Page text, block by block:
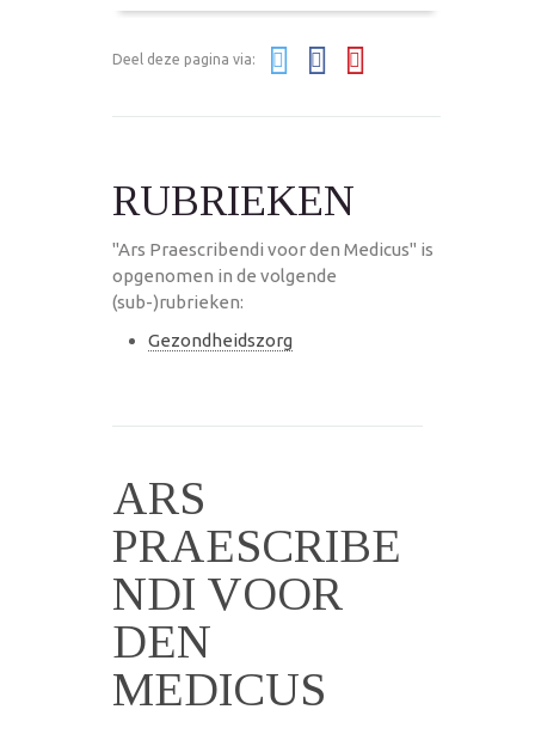
Deel deze pagina via:
RUBRIEKEN
"Ars Praescribendi voor den Medicus" is
opgenomen in de volgende
(sub-)rubrieken:
Gezondheidszorg
ARS
PRAESCRIBE
NDI VOOR
DEN
MEDICUS